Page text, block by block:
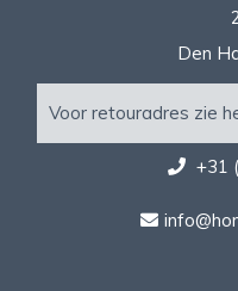
Den
Voor retouradres zie
+31